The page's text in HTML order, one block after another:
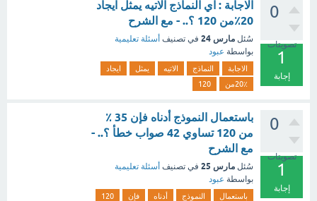
0
تصويتات
1
إجابة
الاجابة : اي النماذج الاتيه يمثل ايجاد
20٪من 120 ؟.. - مع الشرح
سُئل مارس 24 في تصنيف أسئلة تعليمية
بواسطة عبود
الاجابة النماذج الاتيه يمثل
ايجاد
20٪من
120
0
تصويتات
1
إجابة
باستعمال النموذج أدناه فإن 35 ٪
من 120 تساوي 42 صواب خطأ ؟.. -
مع الشرح
سُئل مارس 25 في تصنيف أسئلة تعليمية
بواسطة عبود
باستعمال النموذج أدناه فإن
120